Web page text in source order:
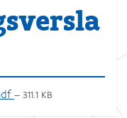
— 311.1 KB